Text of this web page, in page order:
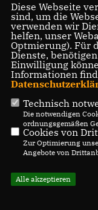
Diese Webseite
sind, um die
verwenden wir
helfen, unser
Optmierung). Für
Dienste,
Einwilligung
Informationen
Technisch
Die notwendigen
ordnungsgemäßen
Cookies von
Zur Optimierung
Angebote von
Alle akzeptieren